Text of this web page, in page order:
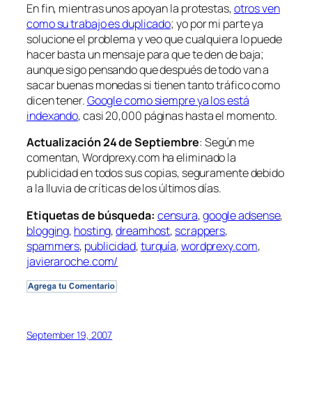
En fin, mientras unos apoyan la protestas,otros ven
como su trabajo es duplicado; yo por mi parte ya
solucione el problema y veo que cualquiera lo puede
hacer basta un mensaje para que te den de baja;
aunque sigo pensando que después de todo van a
sacar buenas monedas si tienen tanto tráfico como
dicen tener.Google como siempre ya los está
indexando, casi 20,000 páginas hasta el momento.
Actualización 24 de Septiembre: Según me
comentan, Wordprexy.com ha eliminado la
publicidad en todos sus copias, seguramente debido
a la lluvia de críticas de los últimos días.
Etiquetas de búsqueda: censura,google adsense,
blogging, hosting,dreamhost, scrappers,
spammers, publicidad,turquía,wordprexy.com,
javieraroche.com/
September 19, 2007